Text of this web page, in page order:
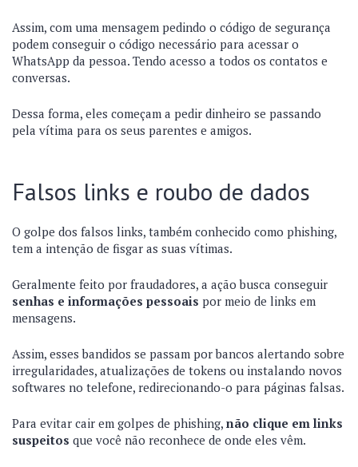
Assim, com uma mensagem pedindo o código de segurança
podem conseguir o código necessário para acessar o
WhatsApp da pessoa. Tendo acesso a todos os contatos e
conversas.
Dessa forma, eles começam a pedir dinheiro se passando
pela vítima para os seus parentes e amigos.
Falsos links e roubo de dados
O golpe dos falsos links, também conhecido como phishing,
tem a intenção de fisgar as suas vítimas.
Geralmente feito por fraudadores, a ação busca conseguir
senhas e informações pessoais por meio de links em
mensagens.
Assim, esses bandidos se passam por bancos alertando sobre
irregularidades, atualizações de tokens ou instalando novos
softwares no telefone, redirecionando-o para páginas falsas.
Para evitar cair em golpes de phishing, não clique em links
suspeitos que você não reconhece de onde eles vêm.